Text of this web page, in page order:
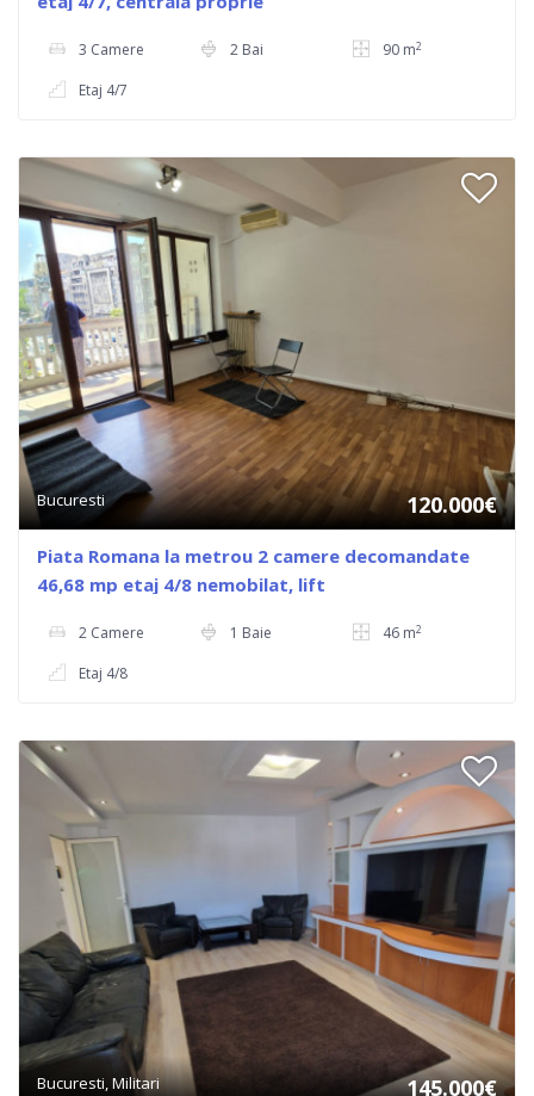
3 Camere 2 Bai 90 m2
Etaj 4/7
Bucuresti 120.000€
Piata Romana la metrou 2 camere decomandate
46,68 mp etaj 4/8 nemobilat, lift
2 Camere 1 Baie 46 m2
Etaj 4/8
Bucuresti, Militari 145.000€